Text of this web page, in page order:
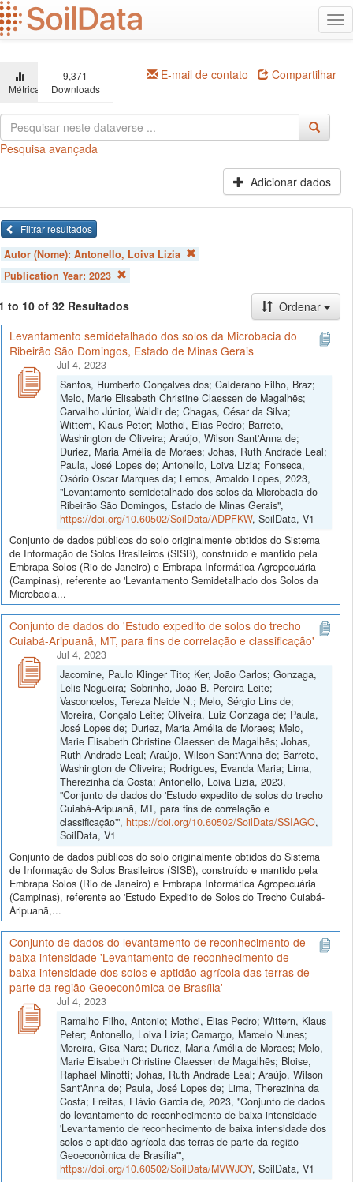
Ir
para
o
principal
Métricas
9,371
Downloads
E-mail de contato Compartilhar
Pesquisa avançada
Adicionar dados
Filtrar resultados
Autor (Nome): Antonello, Loiva Lizia
Publication Year: 2023
to 10 of 32 Resultados
Ordenar
Levantamento semidetalhado dos solos da Microbacia do
Ribeirão São Domingos, Estado de Minas Gerais
Jul 4, 2023
Santos, Humberto Gonçalves dos; Calderano Filho, Braz;
Melo, Marie Elisabeth Christine Claessen de Magalhẽs;
Carvalho Júnior, Waldir de; Chagas, César da Silva;
Wittern, Klaus Peter; Mothci, Elias Pedro; Barreto,
Washington de Oliveira; Araújo, Wilson Sant'Anna de;
Duriez, Maria Amélia de Moraes; Johas, Ruth Andrade Leal;
Paula, José Lopes de; Antonello, Loiva Lizia; Fonseca,
Osório Oscar Marques da; Lemos, Aroaldo Lopes, 2023,
"Levantamento semidetalhado dos solos da Microbacia do
Ribeirão São Domingos, Estado de Minas Gerais",
https://doi.org/10.60502/SoilData/ADPFKW, SoilData, V1
Conjunto de dados públicos do solo originalmente obtidos do Sistema
de Informação de Solos Brasileiros (SISB), construído e mantido pela
Embrapa Solos (Rio de Janeiro) e Embrapa Informática Agropecuária
(Campinas), referente ao 'Levantamento Semidetalhado dos Solos da
Microbacia...
Conjunto de dados do 'Estudo expedito de solos do trecho
Cuiabá-Aripuanã, MT, para fins de correlação e classificação'
Jul 4, 2023
Jacomine, Paulo Klinger Tito; Ker, João Carlos; Gonzaga,
Lelis Nogueira; Sobrinho, João B. Pereira Leite;
Vasconcelos, Tereza Neide N.; Melo, Sérgio Lins de;
Moreira, Gonçalo Leite; Oliveira, Luiz Gonzaga de; Paula,
José Lopes de; Duriez, Maria Amélia de Moraes; Melo,
Marie Elisabeth Christine Claessen de Magalhẽs; Johas,
Ruth Andrade Leal; Araújo, Wilson Sant'Anna de; Barreto,
Washington de Oliveira; Rodrigues, Evanda Maria; Lima,
Therezinha da Costa; Antonello, Loiva Lizia, 2023,
"Conjunto de dados do 'Estudo expedito de solos do trecho
Cuiabá-Aripuanã, MT, para fins de correlação e
classificação'", https://doi.org/10.60502/SoilData/SSIAGO,
SoilData, V1
Conjunto de dados públicos do solo originalmente obtidos do Sistema
de Informação de Solos Brasileiros (SISB), construído e mantido pela
Embrapa Solos (Rio de Janeiro) e Embrapa Informática Agropecuária
(Campinas), referente ao 'Estudo Expedito de Solos do Trecho Cuiabá-
Aripuanã,...
Conjunto de dados do levantamento de reconhecimento de
baixa intensidade 'Levantamento de reconhecimento de
baixa intensidade dos solos e aptidão agrícola das terras de
parte da região Geoeconômica de Brasília'
Jul 4, 2023
Ramalho Filho, Antonio; Mothci, Elias Pedro; Wittern, Klaus
Peter; Antonello, Loiva Lizia; Camargo, Marcelo Nunes;
Moreira, Gisa Nara; Duriez, Maria Amélia de Moraes; Melo,
Marie Elisabeth Christine Claessen de Magalhẽs; Bloise,
Raphael Minotti; Johas, Ruth Andrade Leal; Araújo, Wilson
Sant'Anna de; Paula, José Lopes de; Lima, Therezinha da
Costa; Freitas, Flávio Garcia de, 2023, "Conjunto de dados
do levantamento de reconhecimento de baixa intensidade
'Levantamento de reconhecimento de baixa intensidade dos
solos e aptidão agrícola das terras de parte da região
Geoeconômica de Brasília'",
https://doi.org/10.60502/SoilData/MVWJOY, SoilData, V1